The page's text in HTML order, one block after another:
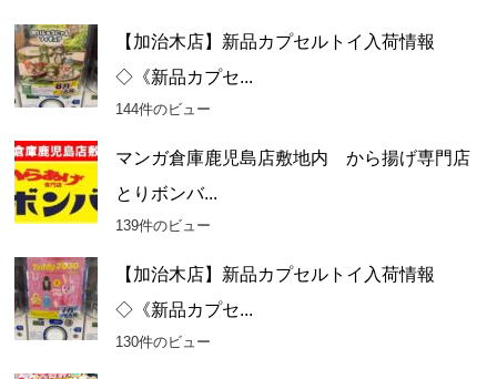
【加治木店】新品カプセルトイ入荷情報
◇《新品カプセ...
144件のビュー
マンガ倉庫鹿児島店敷地内 から揚げ専門店
とりボンバ...
139件のビュー
【加治木店】新品カプセルトイ入荷情報
◇《新品カプセ...
130件のビュー